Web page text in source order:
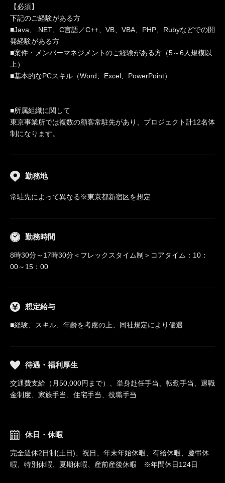
【必須】
下記のご経験がある方
■Java、.NET、C言語／C++、VB、VBA、PHP、Rubyなどでの開
発経験がある方
■案件・メンバーマネジメントのご経験がある方（5～6人規模以
上）
■基本的なPCスキル（Word、Excel、PowerPoint）
■所属組織に関して
東京事業所では複数の顧客常駐先があり、プロジェクト計12名体
制になります。
勤務地
常駐先によって異なる※東京都新宿区を想定
勤務時間
8時30分～17時30分＜フレックスタイム制＞コアタイム：10：
00～15：00
想定給与
■経験、スキル、年齢を考慮の上、同社規定により優遇
待遇・福利厚生
交通費支給（月50,000円まで）、単身赴任手当、転勤手当、退職
金制度、家族手当、住宅手当、役職手当
休日・休暇
完全週休2日制(土日)、祝日、年末年始休暇、有給休暇、慶弔休
暇、特別休暇、夏期休暇、産前産後休暇 ※年間休日124日